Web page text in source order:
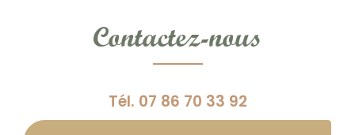
Contactez-nous
Tél. 07 86 70 33 92